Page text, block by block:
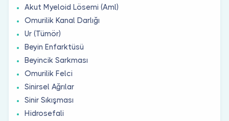
Akut Myeloid Lösemi (Aml)
Omurilik Kanal Darlığı
Ur (Tümör)
Beyin Enfarktüsü
Beyincik Sarkması
Omurilik Felci
Sinirsel Ağrılar
Sinir Sıkışması
Hidrosefali